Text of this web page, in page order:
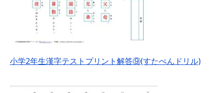
小学2年生漢字テストプリント解答⑨(すたぺんドリル)